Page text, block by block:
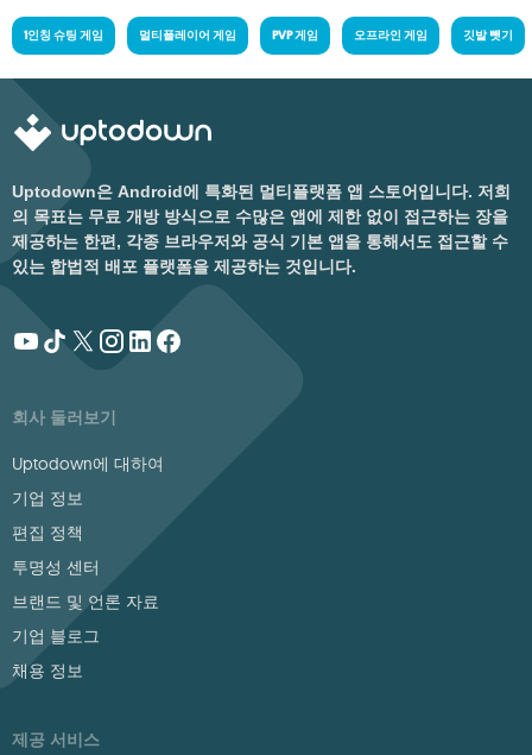
1인칭 슈팅 게임 멀티플레이어 게임 PVP 게임 오프라인 게임 깃발 뺏기
Uptodown은 Android에 특화된 멀티플랫폼 앱 스토어입니다. 저희
의 목표는 무료 개방 방식으로 수많은 앱에 제한 없이 접근하는 장을
제공하는 한편, 각종 브라우저와 공식 기본 앱을 통해서도 접근할 수
있는 합법적 배포 플랫폼을 제공하는 것입니다.
회사 둘러보기
Uptodown에 대하여
기업 정보
편집 정책
투명성 센터
브랜드 및 언론 자료
기업 블로그
채용 정보
제공 서비스